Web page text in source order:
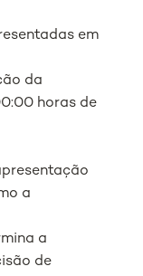
em
da
horas de
a
a
de